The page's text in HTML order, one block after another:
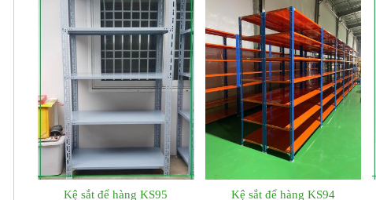
Kệ sắt để hàng KS95 Kệ sắt để hàng KS94